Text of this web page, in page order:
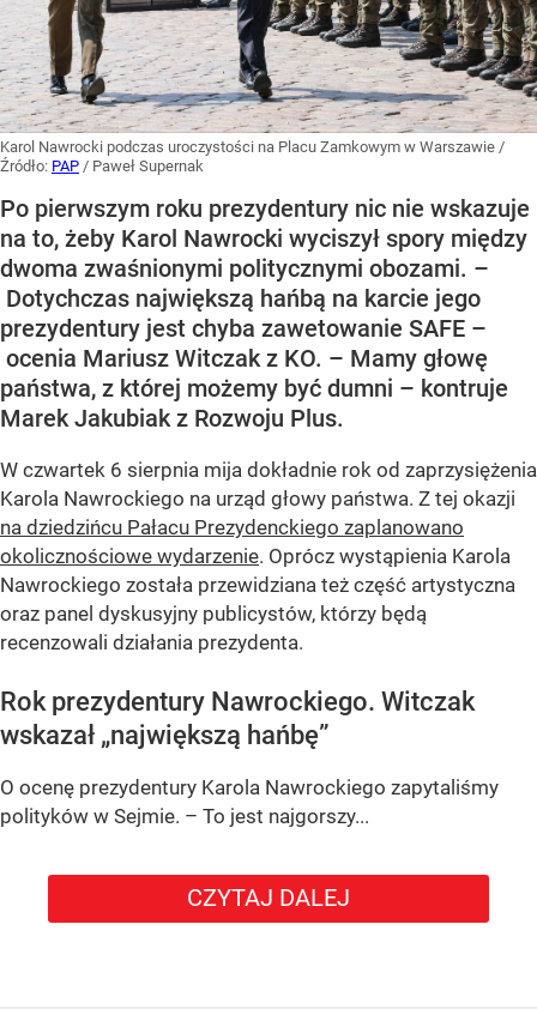
Karol Nawrocki podczas uroczystości na Placu Zamkowym w Warszawie /
Źródło: PAP / Paweł Supernak
Po pierwszym roku prezydentury nic nie wskazuje
na to, żeby Karol Nawrocki wyciszył spory między
dwoma zwaśnionymi politycznymi obozami. –
Dotychczas największą hańbą na karcie jego
prezydentury jest chyba zawetowanie SAFE –
ocenia Mariusz Witczak z KO. – Mamy głowę
państwa, z której możemy być dumni – kontruje
Marek Jakubiak z Rozwoju Plus.
W czwartek 6 sierpnia mija dokładnie rok od zaprzysiężenia
Karola Nawrockiego na urząd głowy państwa. Z tej okazji
na dziedzińcu Pałacu Prezydenckiego zaplanowano
okolicznościowe wydarzenie. Oprócz wystąpienia Karola
Nawrockiego została przewidziana też część artystyczna
oraz panel dyskusyjny publicystów, którzy będą
recenzowali działania prezydenta.
Rok prezydentury Nawrockiego. Witczak
wskazał „największą hańbę”
O ocenę prezydentury Karola Nawrockiego zapytaliśmy
polityków w Sejmie. – To jest najgorszy...
CZYTAJ DALEJ